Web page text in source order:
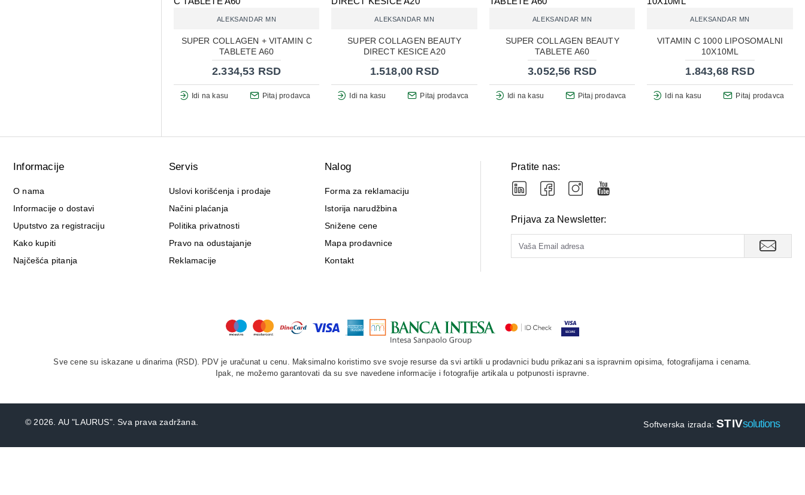
ALEKSANDAR MN
SUPER COLLAGEN + VITAMIN C
TABLETE A60
2.334,53 RSD
Idi na kasu Pitaj prodavca
ALEKSANDAR MN
SUPER COLLAGEN BEAUTY
DIRECT KESICE A20
1.518,00 RSD
Idi na kasu Pitaj prodavca
ALEKSANDAR MN
SUPER COLLAGEN BEAUTY
TABLETE A60
3.052,56 RSD
Idi na kasu Pitaj prodavca
ALEKSANDAR MN
VITAMIN C 1000 LIPOSOMALNI
10X10ML
1.843,68 RSD
Idi na kasu Pitaj prodavca
Informacije
O nama
Informacije o dostavi
Uputstvo za registraciju
Kako kupiti
Najčešća pitanja
Servis
Uslovi korišćenja i prodaje
Načini plaćanja
Politika privatnosti
Pravo na odustajanje
Reklamacije
Nalog
Forma za reklamaciju
Istorija narudžbina
Snižene cene
Mapa prodavnice
Kontakt
Pratite nas:
Prijava za Newsletter:
Sve cene su iskazane u dinarima (RSD). PDV je uračunat u cenu. Maksimalno koristimo sve svoje resurse da svi artikli u prodavnici budu prikazani sa ispravnim opisima, fotografijama i cenama.
Ipak, ne možemo garantovati da su sve navedene informacije i fotografije artikala u potpunosti ispravne.
© 2026. AU "LAURUS". Sva prava zadržana. Softverska izrada:STIVsolutions